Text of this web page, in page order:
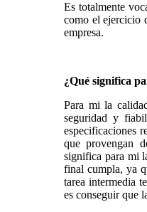
Es totalmente
como el ejercicio
empresa.
¿Qué significa
Para mi la
seguridad y
especificaciones
que provengan
significa para mi
final cumpla, ya
tarea intermedia
es conseguir que